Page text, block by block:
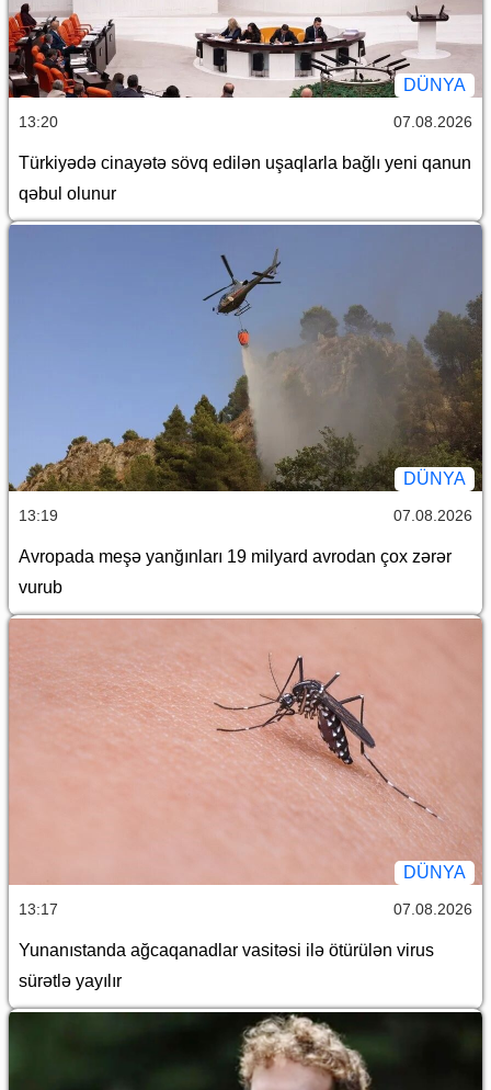
DÜNYA
13:20 07.08.2026
Türkiyədə cinayətə sövq edilən uşaqlarla bağlı yeni qanun
qəbul olunur
DÜNYA
13:19 07.08.2026
Avropada meşə yanğınları 19 milyard avrodan çox zərər
vurub
DÜNYA
13:17 07.08.2026
Yunanıstanda ağcaqanadlar vasitəsi ilə ötürülən virus
sürətlə yayılır